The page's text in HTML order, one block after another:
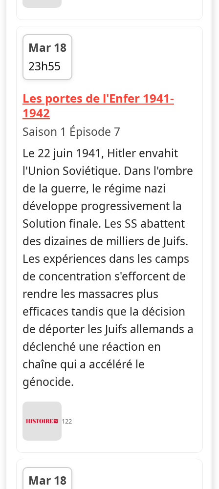
Mar 18
23h55
fin 00h50
Les portes de l'Enfer 1941-
1942
Saison 1 Épisode 7
Le 22 juin 1941, Hitler envahit
l'Union Soviétique. Dans l'ombre
de la guerre, le régime nazi
développe progressivement la
Solution finale. Les SS abattent
des dizaines de milliers de Juifs.
Les expériences dans les camps
de concentration s'efforcent de
rendre les massacres plus
efficaces tandis que la décision
de déporter les Juifs allemands a
déclenché une réaction en
chaîne qui a accéléré le
génocide.
122
Mar 18